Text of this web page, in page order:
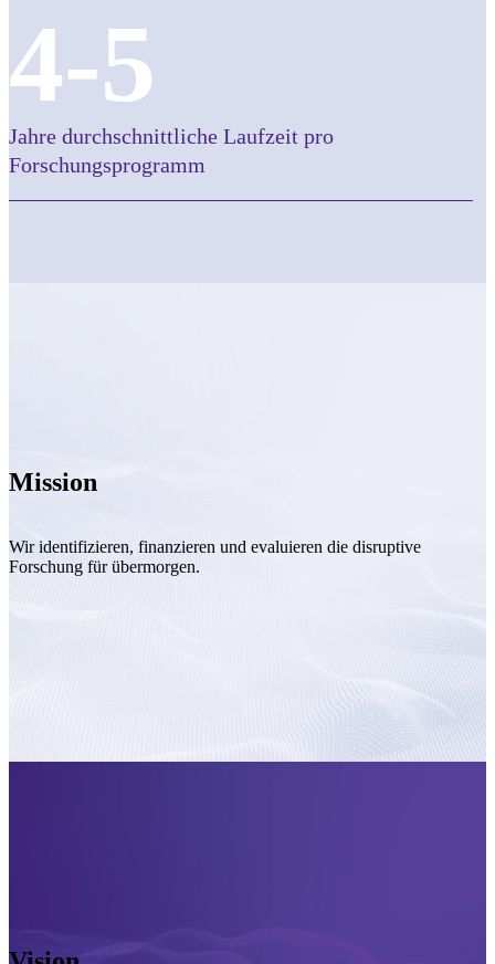
4-5
Jahre durchschnittliche Laufzeit pro
Forschungsprogramm
Mission
Wir identifizieren, finanzieren und evaluieren die disruptive
Forschung für übermorgen.